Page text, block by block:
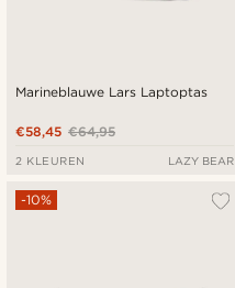
Marineblauwe Lars Laptoptas
€64,95
€58,45
2 KLEUREN LAZY BEAR
-10%